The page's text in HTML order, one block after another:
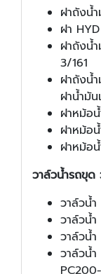
ฝาถังน้
ฝา
ฝาถังน้
3/161
ฝาถังน้
ฝาน้ำมั
ฝาหม้อ
ฝาหม้อ
ฝาหม้อ
วาล์วน้ำรถขุด
วาล์วน้
วาล์วน้
วาล์วน้
วาล์วน้